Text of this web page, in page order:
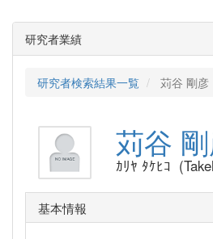
研究者業績
研究者検索結果一覧 苅谷 剛彦
苅谷
ｶﾘﾔ ﾀｹﾋｺ
基本情報